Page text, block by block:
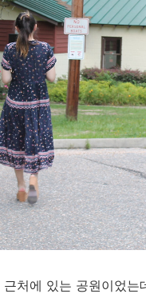
처에 있는 공원이었